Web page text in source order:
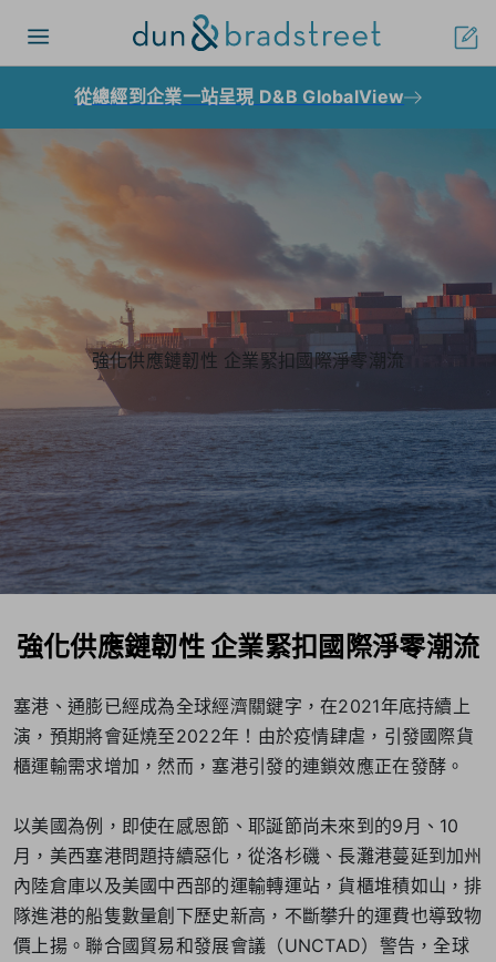
Toggle navigation
從總經到企業一站呈現 D&B GlobalView
強化供應鏈韌性 企業緊扣國際淨零潮流
強化供應鏈韌性 企業緊扣國際淨零潮流
塞港、通膨已經成為全球經濟關鍵字，在2021年底持續上
演，預期將會延燒至2022年！由於疫情肆虐，引發國際貨
櫃運輸需求增加，然而，塞港引發的連鎖效應正在發酵。
以美國為例，即使在感恩節、耶誕節尚未來到的9月、10
月，美西塞港問題持續惡化，從洛杉磯、長灘港蔓延到加州
內陸倉庫以及美國中西部的運輸轉運站，貨櫃堆積如山，排
隊進港的船隻數量創下歷史新高，不斷攀升的運費也導致物
價上揚。聯合國貿易和發展會議（UNCTAD）警告，全球